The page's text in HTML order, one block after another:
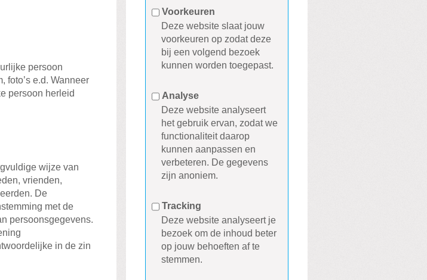
persoon
foto’s e.d. Wanneer
persoon herleid
wijze van
vrienden,
De
met de
persoonsgegevens.
in de zin
Voorkeuren
Deze website slaat jouw
voorkeuren op zodat deze
bij een volgend bezoek
kunnen worden toegepast.
Analyse
Deze website analyseert
het gebruik ervan, zodat we
functionaliteit daarop
kunnen aanpassen en
verbeteren. De gegevens
zijn anoniem.
Tracking
Deze website analyseert je
bezoek om de inhoud beter
op jouw behoeften af te
stemmen.